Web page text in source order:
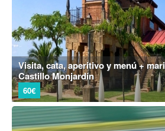
Visita, cata, aperitivo y menú +
Castillo Monjardín
60€